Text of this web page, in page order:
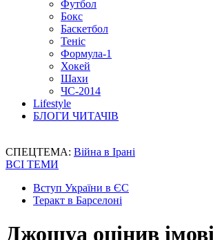
Футбол
Бокс
Баскетбол
Теніс
Формула-1
Хокей
Шахи
ЧС-2014
Lifestyle
БЛОГИ ЧИТАЧІВ
СПЕЦТЕМА: Війна в Ірані
ВСІ ТЕМИ
Вступ України в ЄС
Теракт в Барселоні
Джошуа оцінив